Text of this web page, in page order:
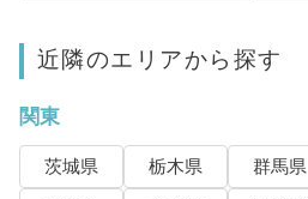
近隣のエリアから探す
関東
茨城県 栃木県 群馬県